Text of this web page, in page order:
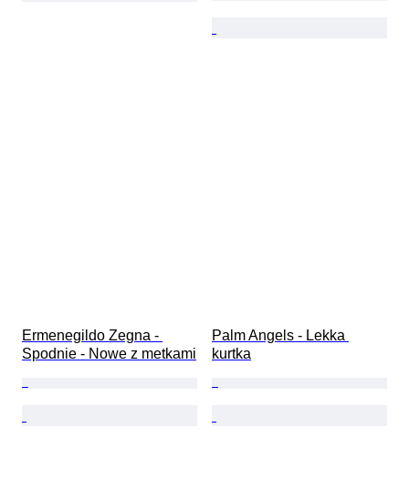
Ermenegildo Zegna -
Spodnie - Nowe z metkami
Palm Angels - Lekka
kurtka